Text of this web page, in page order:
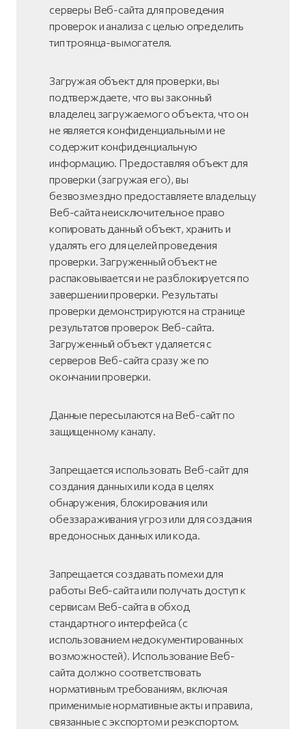
серверы Веб-сайта для проведения
проверок и анализа с целью определить
тип троянца-вымогателя.
Загружая объект для проверки, вы
подтверждаете, что вы законный
владелец загружаемого объекта, что он
не является конфиденциальным и не
содержит конфиденциальную
информацию. Предоставляя объект для
проверки (загружая его), вы
безвозмездно предоставляете владельцу
Веб-сайта неисключительное право
копировать данный объект, хранить и
удалять его для целей проведения
проверки. Загруженный объект не
распаковывается и не разблокируется по
завершении проверки. Результаты
проверки демонстрируются на странице
результатов проверок Веб-сайта.
Загруженный объект удаляется с
серверов Веб-сайта сразу же по
окончании проверки.
Данные пересылаются на Веб-сайт по
защищенному каналу.
Запрещается использовать Веб-сайт для
создания данных или кода в целях
обнаружения, блокирования или
обеззараживания угроз или для создания
вредоносных данных или кода.
Запрещается создавать помехи для
работы Веб-сайта или получать доступ к
сервисам Веб-сайта в обход
стандартного интерфейса (с
использованием недокументированных
возможностей). Использование Веб-
сайта должно соответствовать
нормативным требованиям, включая
применимые нормативные акты и правила,
связанные с экспортом и реэкспортом.